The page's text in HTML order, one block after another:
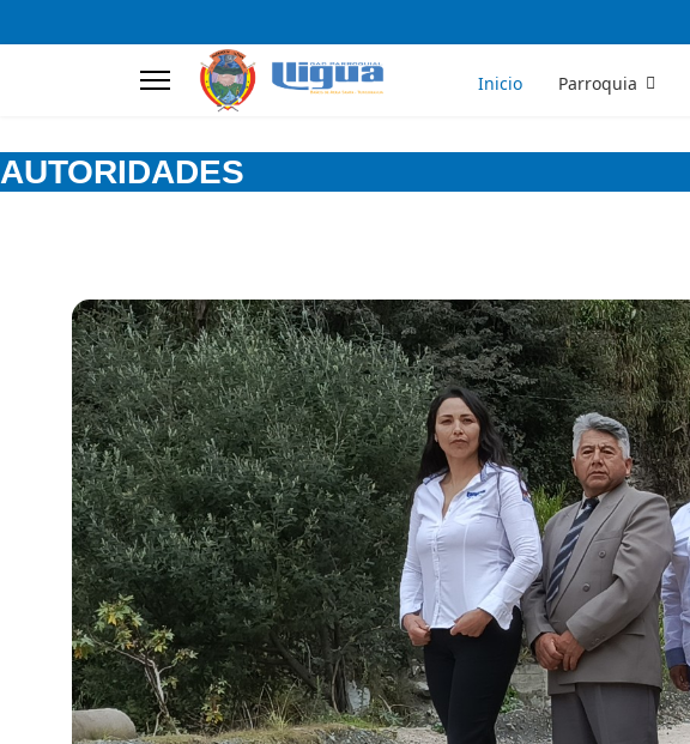
Inicio Parroquia
AUTORIDADES